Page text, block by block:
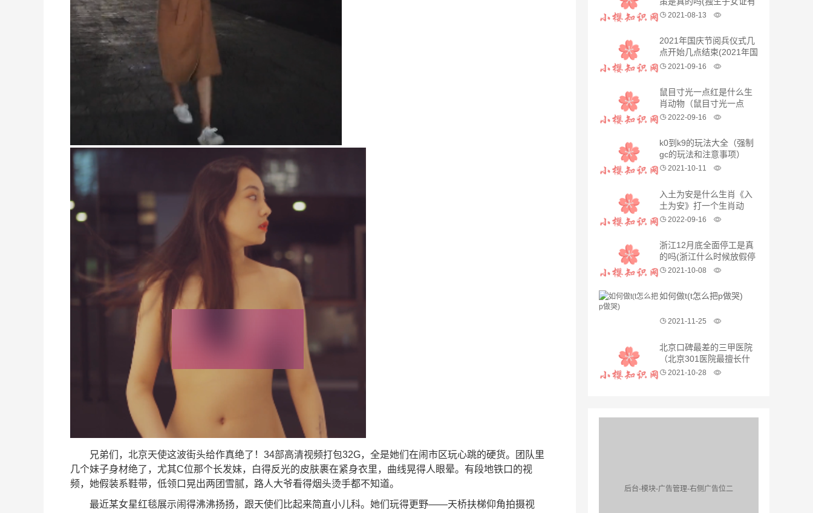
兄弟们，北京天使这波街头给作真绝了！34部高清视频打包32G，全是她们在闹市区玩心跳的硬货。团队里
几个妹子身材绝了，尤其C位那个长发妹，白得反光的皮肤裹在紧身衣里，曲线晃得人眼晕。有段地铁口的视
频，她假装系鞋带，低领口晃出两团雪腻，路人大爷看得烟头烫手都不知道。
最近某女星红毯展示闹得沸沸扬扬，跟天使们比起来简直小儿科。她们玩得更野——天桥扶梯仰角拍摄视
有效期吗)
2021-08-13
2021年国庆节阅兵仪式几
点开始几点结束(2021年国
庆节还有阅兵吗)
2021-09-16
鼠目寸光一点红是什么生
肖动物（鼠目寸光一点
红）指什么生肖，紧密
2022-09-16
k0到k9的玩法大全（强制
gc的玩法和注意事项）
2021-10-11
入土为安是什么生肖《入
土为安》打一个生肖动
物，词语解释
2022-09-16
浙江12月底全面停工是真
的吗(浙江什么时候放假停
工)2021-10-08
如何做t(t怎么把p做哭)
2021-11-25
北京口碑最差的三甲医院
（北京301医院最擅长什
么）2021-10-28
后台-模块-广告管理-右侧广告位二